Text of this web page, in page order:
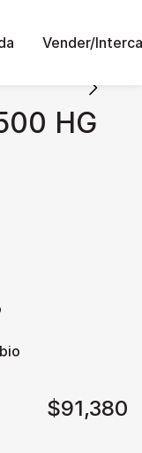
Vender/
HG
$91,380